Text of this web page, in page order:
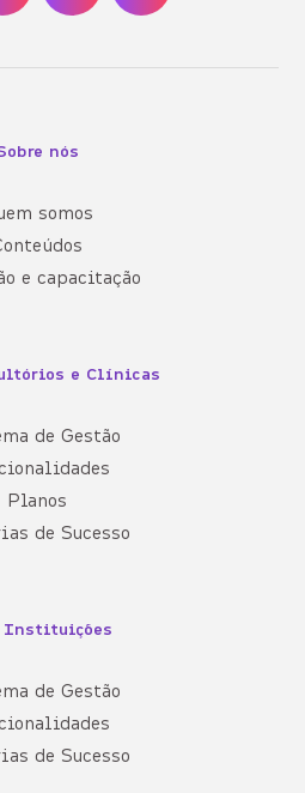
nós
somos
e capacitação
e Clínicas
de Gestão
Planos
de Sucesso
Instituições
de Gestão
de Sucesso